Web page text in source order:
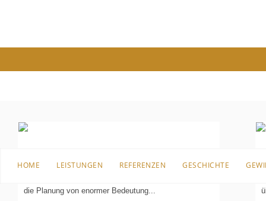
HOME LEISTUNGEN REFERENZEN GESCHICHTE
die Planung von enormer Bedeutung...